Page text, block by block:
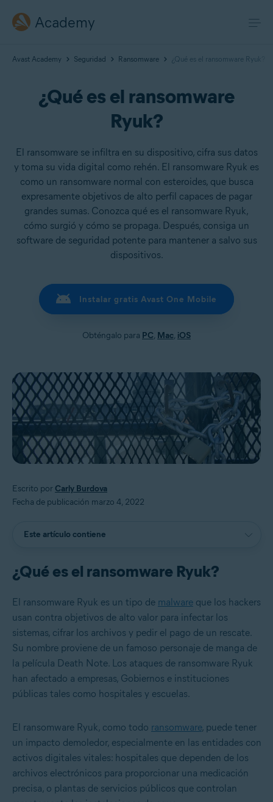
Academy
Avast Academy Seguridad Ransomware ¿Qué es el ransomware Ryuk?
¿Qué es el ransomware
Ryuk?
El ransomware se infiltra en su dispositivo, cifra sus datos
y toma su vida digital como rehén. El ransomware Ryuk es
como un ransomware normal con esteroides, que busca
expresamente objetivos de alto perfil capaces de pagar
grandes sumas. Conozca qué es el ransomware Ryuk,
cómo surgió y cómo se propaga. Después, consiga un
software de seguridad potente para mantener a salvo sus
dispositivos.
Instalar gratis Avast One Mobile
Obténgalo para PC, Mac, iOS
Escrito por Carly Burdova
Fecha de publicación marzo 4, 2022
Este artículo contiene
¿Qué es el ransomware Ryuk?
El ransomware Ryuk es un tipo de malware que los hackers
usan contra objetivos de alto valor para infectar los
sistemas, cifrar los archivos y pedir el pago de un rescate.
Su nombre proviene de un famoso personaje de manga de
la película Death Note. Los ataques de ransomware Ryuk
han afectado a empresas, Gobiernos e instituciones
públicas tales como hospitales y escuelas.
El ransomware Ryuk, como todo ransomware, puede tener
un impacto demoledor, especialmente en las entidades con
activos digitales vitales: hospitales que dependen de los
archivos electrónicos para proporcionar una medicación
precisa, o plantas de servicios públicos que controlan